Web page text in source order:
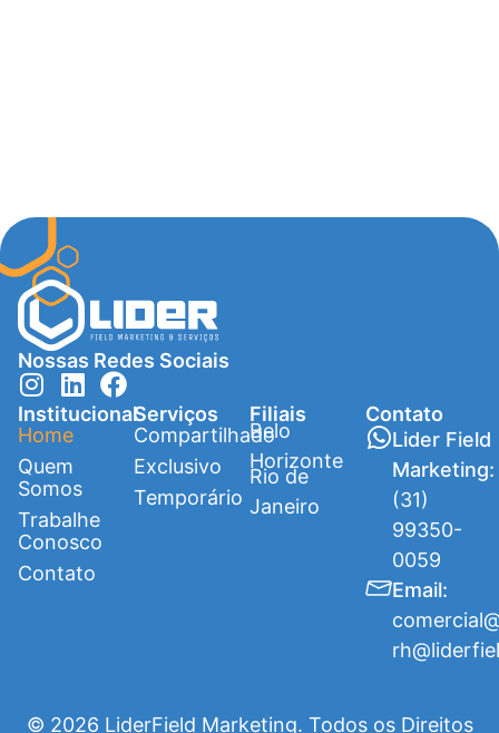
Nossas Redes Sociais
Institucional
Home
Quem
Somos
Trabalhe
Conosco
Contato
Serviços
Compartilhado
Exclusivo
Temporário
Filiais
Belo
Horizonte
Rio de
Janeiro
Contato
Lider Field
Marketing:
(31)
99350-
0059
Email:
© 2026 LiderField Marketing. Todos os Direitos